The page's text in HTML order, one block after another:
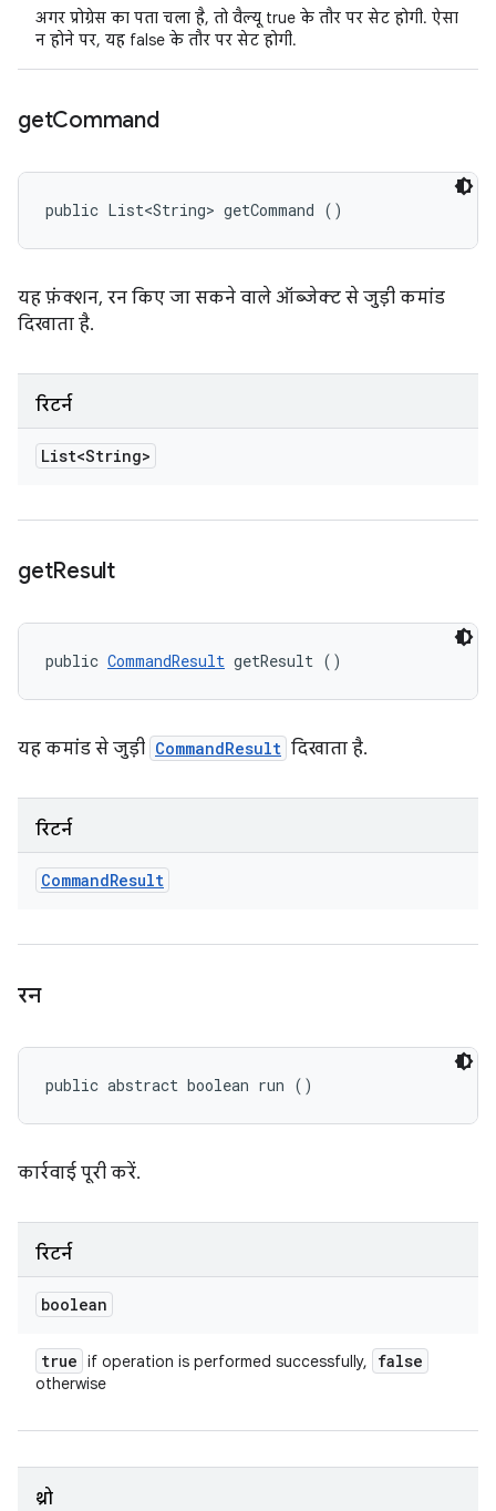
अगर प्रोग्रेस का पता चला है, तो वैल्यू true के तौर पर सेट होगी. ऐसा
न होने पर, यह false के तौर पर सेट होगी.
getCommand
public List<String> getCommand ()
यह फ़ंक्शन, रन किए जा सकने वाले ऑब्जेक्ट से जुड़ी कमांड
दिखाता है.
रिटर्न
List<String>
getResult
public CommandResult getResult ()
यह कमांड से जुड़ी CommandResult दिखाता है.
रिटर्न
CommandResult
रन
public abstract boolean run ()
कार्रवाई पूरी करें.
रिटर्न
boolean
true if operation is performed successfully, false
otherwise
थ्रो